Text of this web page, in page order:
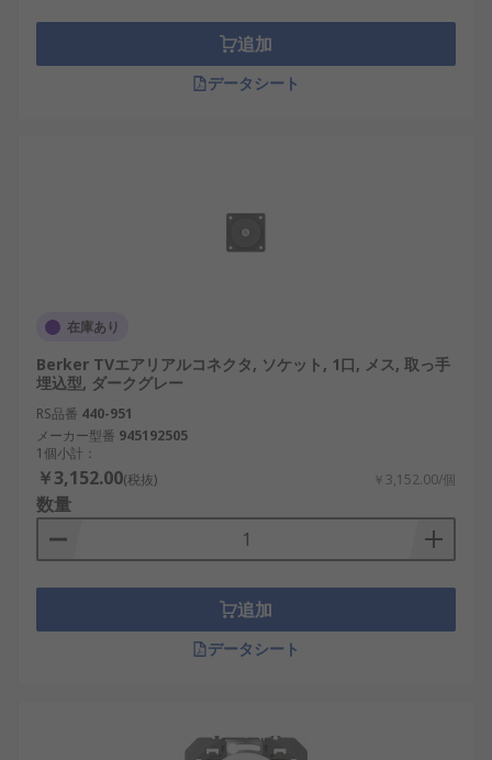
追加
データシート
在庫あり
Berker TVエアリアルコネクタ, ソケット, 1口, メス, 取っ手
埋込型, ダークグレー
RS品番 440-951
メーカー型番 945192505
1個小計：
￥3,152.00(税抜) ￥3,152.00/個
数量
追加
データシート